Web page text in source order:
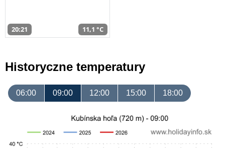
20:21 11,1 °C
Historyczne temperatury
06:00 09:00 12:00 15:00 18:00